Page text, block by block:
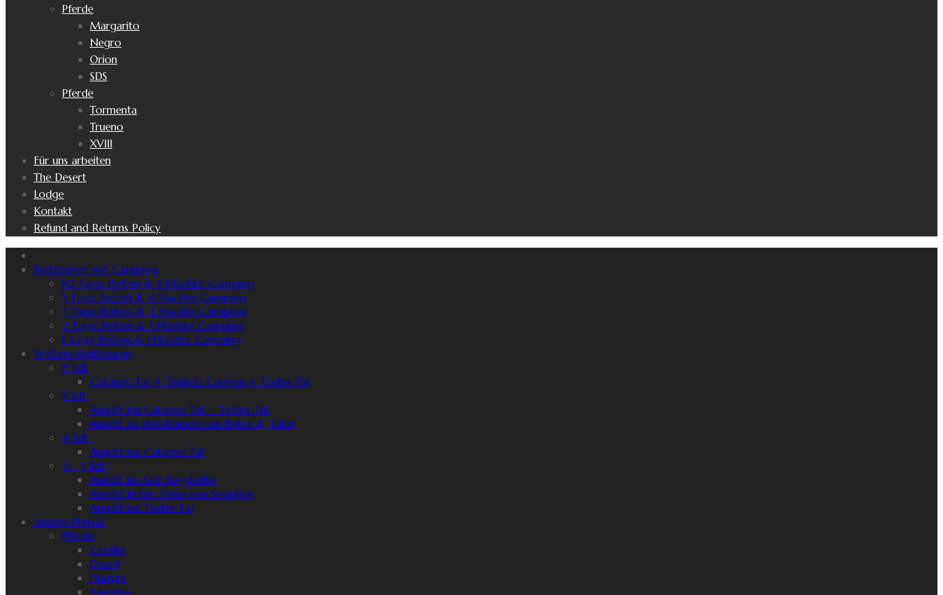
Pferde
Margarito
Negro
Orion
SDS
Pferde
Tormenta
Trueno
XVIII
Für uns arbeiten
The Desert
Lodge
Kontakt
Refund and Returns Policy
Reittouren mit Camping
10 Tage Reiten & 8 Nächte Camping
5 Tage Reiten & 4 Nächte Camping
3 Tage Reiten & 2 Nächte Camping
2 Tage Reiten & 1 Nächte Camping
1 Tage Reiten & 1 Nächte Camping
Weitere Reittouren
8 Sdt.
Catarpe Tal + Teufel's Canyon + Todes Tal
5 Sdt.
Ausritt ins Catarpe Tal + Todes Tal
Ausritt zu den Ruinen von Beter & Tulor
4 Sdt.
Ausritt ins Catarpe Tal
2 - 3 Sdt.
Ausritt im Salz Bergkette
Ausritt in die Oase von Sequitor
Ausritt ins Todes Tal
Unsere Pferde
Pferde
Cecilia
David
Huayra
Mambo